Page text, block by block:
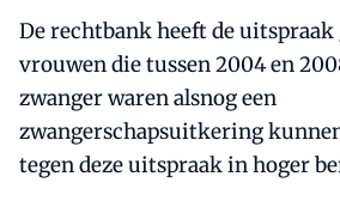
De rechtbank heeft de uitspraak
vrouwen die tussen 2004 en
zwanger waren alsnog een
zwangerschapsuitkering
tegen deze uitspraak in hoger